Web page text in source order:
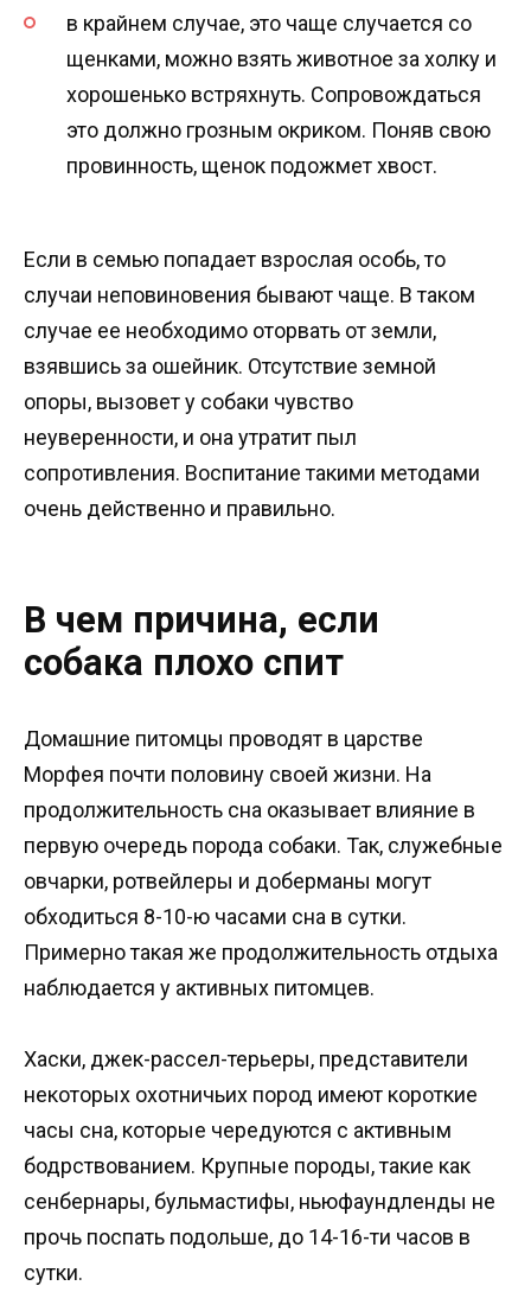
в крайнем случае, это чаще случается со
щенками, можно взять животное за холку и
хорошенько встряхнуть. Сопровождаться
это должно грозным окриком. Поняв свою
провинность, щенок подожмет хвост.
Если в семью попадает взрослая особь, то
случаи неповиновения бывают чаще. В таком
случае ее необходимо оторвать от земли,
взявшись за ошейник. Отсутствие земной
опоры, вызовет у собаки чувство
неуверенности, и она утратит пыл
сопротивления. Воспитание такими методами
очень действенно и правильно.
В чем причина, если
собака плохо спит
Домашние питомцы проводят в царстве
Морфея почти половину своей жизни. На
продолжительность сна оказывает влияние в
первую очередь порода собаки. Так, служебные
овчарки, ротвейлеры и доберманы могут
обходиться 8-10-ю часами сна в сутки.
Примерно такая же продолжительность отдыха
наблюдается у активных питомцев.
Хаски, джек-рассел-терьеры, представители
некоторых охотничьих пород имеют короткие
часы сна, которые чередуются с активным
бодрствованием. Крупные породы, такие как
сенбернары, бульмастифы, ньюфаундленды не
прочь поспать подольше, до 14-16-ти часов в
сутки.